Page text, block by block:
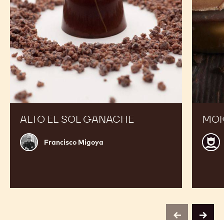
ALTO EL SOL GANACHE
Francisco
Migoya
Francisco Migoya